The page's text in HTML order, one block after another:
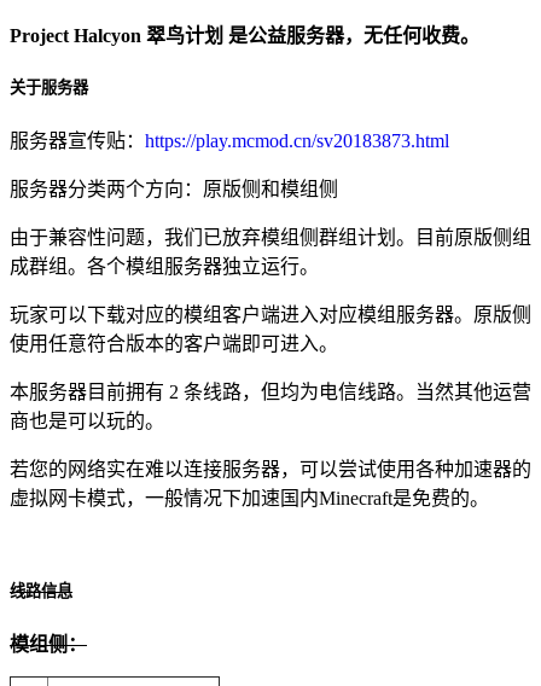
Project Halcyon 翠鸟计划 是公益服务器，无任何收费。
关于服务器
服务器宣传贴： https://play.mcmod.cn/sv20183873.html
服务器分类两个方向：原版侧和模组侧
由于兼容性问题，我们已放弃模组侧群组计划。目前原版侧组
成群组。各个模组服务器独立运行。
玩家可以下载对应的模组客户端进入对应模组服务器。原版侧
使用任意符合版本的客户端即可进入。
本服务器目前拥有 2 条线路，但均为电信线路。当然其他运营
商也是可以玩的。
若您的网络实在难以连接服务器，可以尝试使用各种加速器的
虚拟网卡模式，一般情况下加速国内Minecraft是免费的。
线路信息
模组侧：